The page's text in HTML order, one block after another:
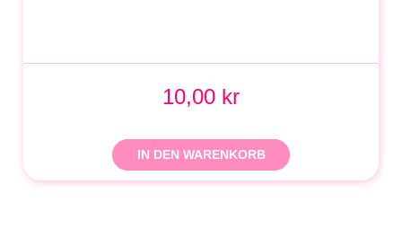
10,00 kr
IN DEN WARENKORB